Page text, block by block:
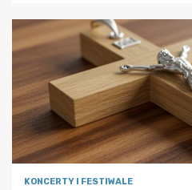
KONCERTY I FESTIWALE